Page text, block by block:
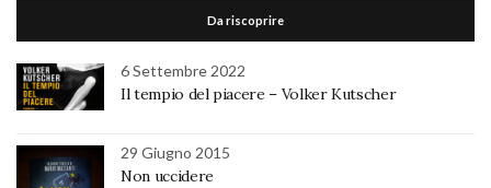
Da riscoprire
6 Settembre 2022
Il tempio del piacere – Volker Kutscher
29 Giugno 2015
Non uccidere